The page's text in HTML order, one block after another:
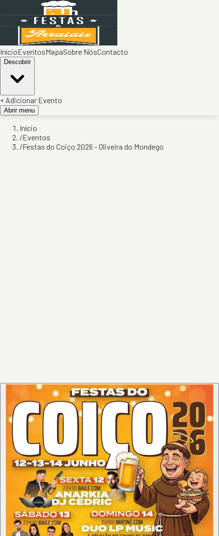
InícioEventosMapaSobre NósContacto
Descobrir
+ Adicionar Evento
Abrir menu
Início
/Eventos
/Festas do Coiço 2026 - Oliveira do Mondego